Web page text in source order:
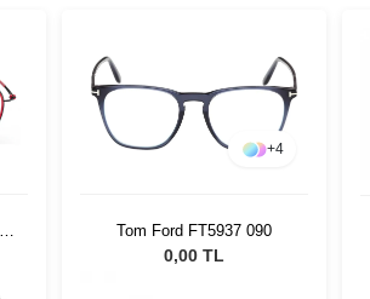
+4
Tom Ford FT5937 090
0,00 TL